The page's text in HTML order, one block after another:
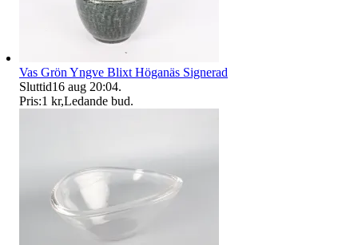
Vas Grön Yngve Blixt Höganäs Signerad
Sluttid16 aug 20:04.
Pris:1 kr,Ledande bud.